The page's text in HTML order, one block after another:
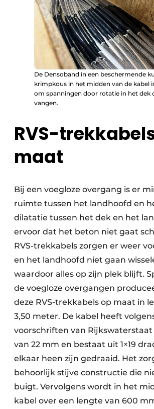
De Densoband in een beschermende
krimpkous in het midden van de kabel
om spanningen door rotatie in het dek
vangen.
RVS-
maat
Bij een voegloze overgang is er
ruimte tussen het landhoofd en
dilatatie tussen het dek en het
ervoor dat het beton niet gaat
RVS-trekkabels zorgen er weer
en het landhoofd niet gaan
waardoor alles op zijn plek blijft.
de voegloze overgangen
deze RVS-trekkabels op maat in
3,50 meter. De kabel heeft
voorschriften van
van 22 mm en bestaat uit 1×19
elkaar heen zijn gedraaid. Het
behoorlijk stijve constructie die
buigt. Vervolgens wordt in het
kabel over een lengte van 600